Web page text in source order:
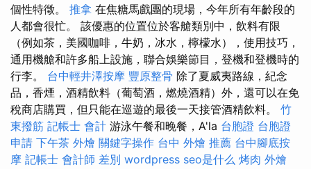
個性特徵。 推拿 在焦糖馬戲團的現場，今年所有年齡段的
人都會很忙。 該優惠的位置位於客艙類別中，飲料有限
（例如茶，美國咖啡，牛奶，冰水，檸檬水），使用技巧，
通用機艙和許多船上設施，聯合娛樂節目，登機和登機時的
行李。 台中輕井澤按摩 豐原整骨 除了夏威夷路線，紀念
品，香煙，酒精飲料（葡萄酒，燃燒酒精）外，還可以在免
稅商店購買，但只能在巡遊的最後一天接管酒精飲料。 竹
東撥筋 記帳士 會計 游泳午餐和晚餐，A'la 台胞證 台胞證
申請 下午茶 外燴 關鍵字操作 台中 外燴 推薦 台中腳底按
摩 記帳士 會計師 差別 wordpress seo是什么 烤肉 外燴